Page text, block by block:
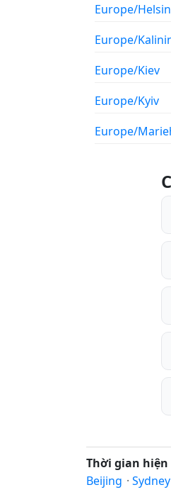
Europe/
Europe/
Europe/Kiev
Europe/Kyiv
Europe/
Thời gian
Beijing · Sydney